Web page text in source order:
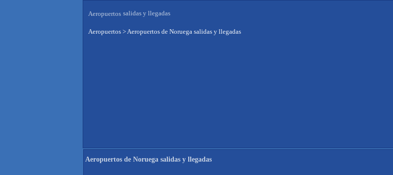
Aeropuertos salidas y llegadas
Aeropuertos >Aeropuertos de Noruega salidas y llegadas
Aeropuertos de Noruega salidas y llegadas